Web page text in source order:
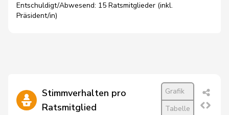
Entschuldigt/Abwesend: 15 Ratsmitglieder (inkl.
Präsident/in)
Stimmverhalten pro
Ratsmitglied
Grafik
Tabelle